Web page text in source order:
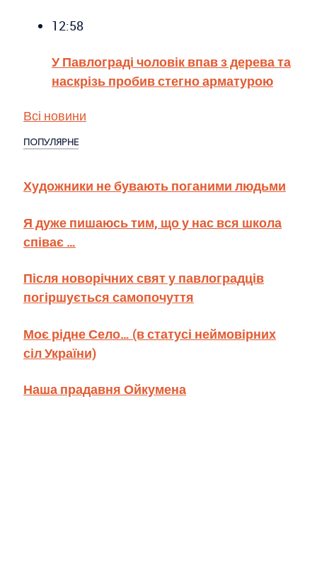
12:58
У Павлограді чоловік впав з дерева та
наскрізь пробив стегно арматурою
Всі новини
ПОПУЛЯРНЕ
Художники не бувають поганими людьми
Я дуже пишаюсь тим, що у нас вся школа
співає …
Після новорічних свят у павлоградців
погіршується самопочуття
Моє рідне Село… (в статусі неймовірних
сіл України)
Наша прадавня Ойкумена